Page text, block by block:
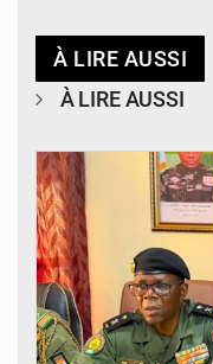
À LIRE AUSSI
À LIRE AUSSI